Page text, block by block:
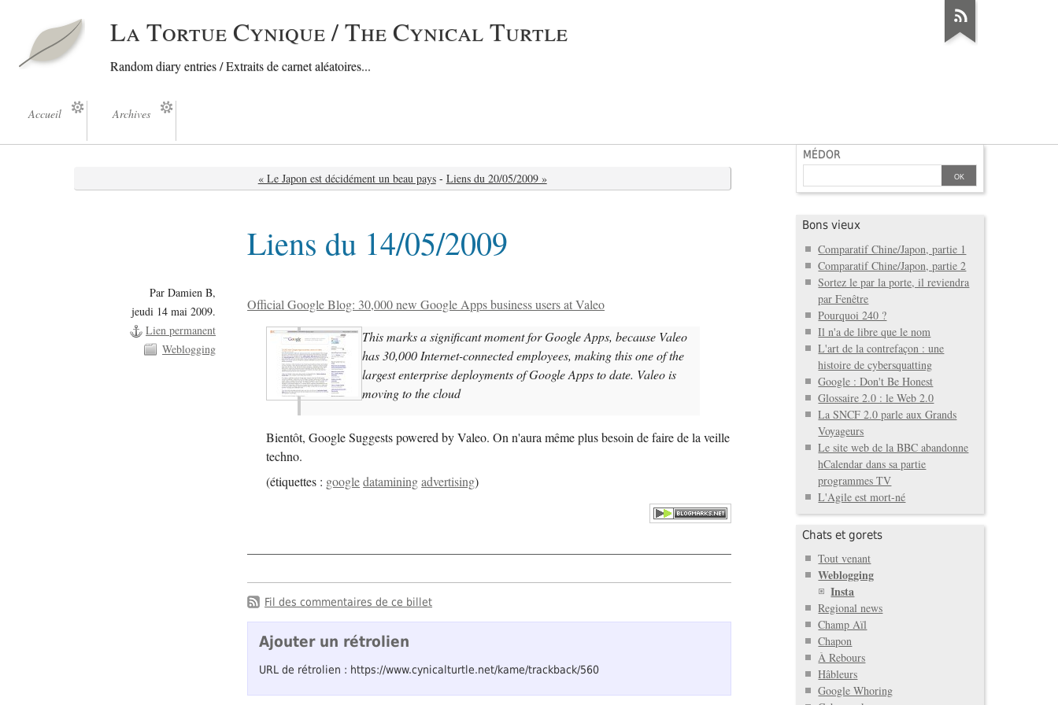
La Tortue Cynique / The Cynical Turtle
Random diary entries / Extraits de carnet aléatoires...
Accueil Archives
« Le Japon est décidément un beau pays - Liens du 20/05/2009 »
Liens du 14/05/2009
Par Damien B,
jeudi 14 mai 2009.
Lien permanent
Weblogging
Official Google Blog: 30,000 new Google Apps business users at Valeo
This marks a significant moment for Google Apps, because Valeo
has 30,000 Internet-connected employees, making this one of the
largest enterprise deployments of Google Apps to date. Valeo is
moving to the cloud
Bientôt, Google Suggests powered by Valeo. On n'aura même plus besoin de faire de la veille
techno.
(étiquettes : googledataminingadvertising)
Fil des commentaires de ce billet
Ajouter un rétrolien
URL de rétrolien : https://www.cynicalturtle.net/kame/trackback/560
MÉDOR
Bons vieux
Comparatif Chine/Japon, partie 1
Comparatif Chine/Japon, partie 2
Sortez le par la porte, il reviendra
par Fenêtre
Pourquoi 240 ?
Il n'a de libre que le nom
L'art de la contrefaçon : une
histoire de cybersquatting
Google : Don't Be Honest
Glossaire 2.0 : le Web 2.0
La SNCF 2.0 parle aux Grands
Voyageurs
Le site web de la BBC abandonne
hCalendar dans sa partie
programmes TV
L'Agile est mort-né
Chats et gorets
Tout venant
Weblogging
Insta
Regional news
Champ Aïl
Chapon
À Rebours
Hâbleurs
Google Whoring